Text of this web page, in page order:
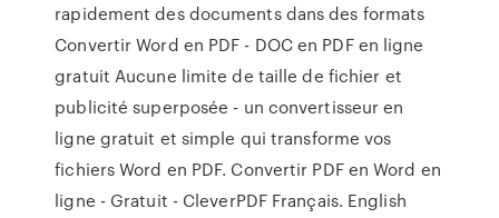
rapidement des documents dans des formats
Convertir Word en PDF - DOC en PDF en ligne
gratuit Aucune limite de taille de fichier et
publicité superposée - un convertisseur en
ligne gratuit et simple qui transforme vos
fichiers Word en PDF. Convertir PDF en Word en
ligne - Gratuit - CleverPDF Français. English